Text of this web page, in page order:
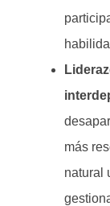
más
natural